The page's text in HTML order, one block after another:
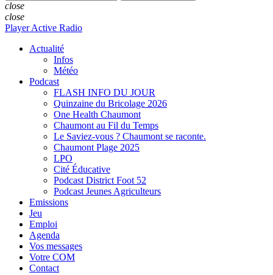
close
close
Player Active Radio
Actualité
Infos
Météo
Podcast
FLASH INFO DU JOUR
Quinzaine du Bricolage 2026
One Health Chaumont
Chaumont au Fil du Temps
Le Saviez-vous ? Chaumont se raconte.
Chaumont Plage 2025
LPO
Cité Éducative
Podcast District Foot 52
Podcast Jeunes Agriculteurs
Emissions
Jeu
Emploi
Agenda
Vos messages
Votre COM
Contact